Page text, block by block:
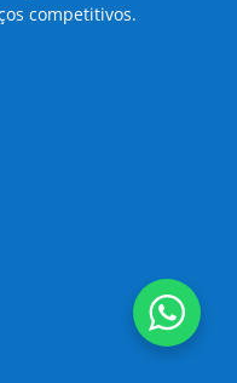
competitivos.